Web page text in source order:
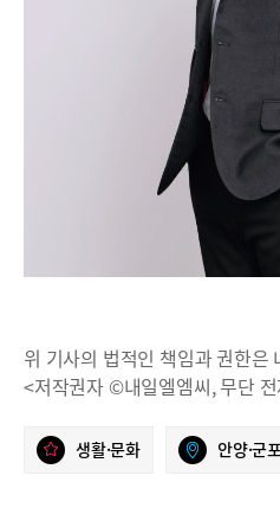
위 기사의 법적인 책임과 권한은
<저작권자 ©내일엘엠씨, 무단
생활·문화 안양·군